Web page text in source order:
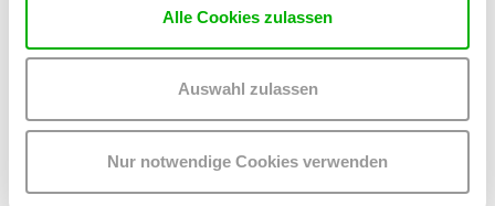
Alle Cookies zulassen
Auswahl zulassen
Nur notwendige Cookies verwenden
MEHR LESEN